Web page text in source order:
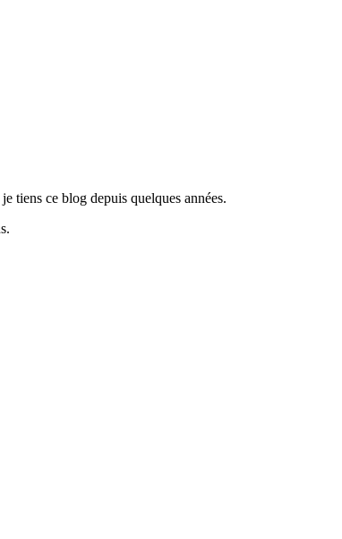
tiens ce blog depuis quelques années.